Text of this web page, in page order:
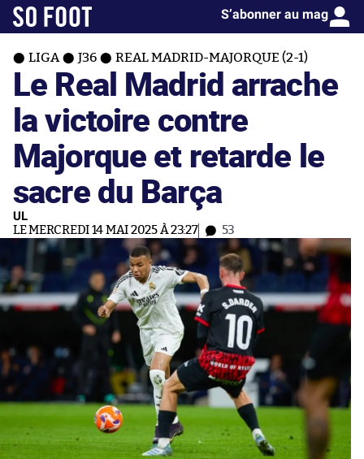
S’abonner au mag
LIGA J36 REAL MADRID-MAJORQUE (2-1)
Le Real Madrid arrache
la victoire contre
Majorque et retarde le
sacre du Barça
UL
LE MERCREDI 14 MAI 2025 À 23:27 53